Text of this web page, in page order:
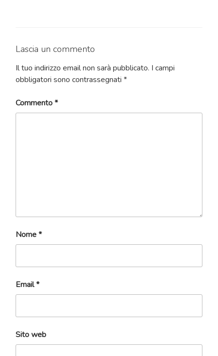
Lascia un commento
Il tuo indirizzo email non sarà pubblicato. I campi
obbligatori sono contrassegnati *
Commento*
Nome*
Email*
Sito web